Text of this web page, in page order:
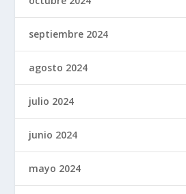
septiembre 2024
agosto 2024
julio 2024
junio 2024
mayo 2024